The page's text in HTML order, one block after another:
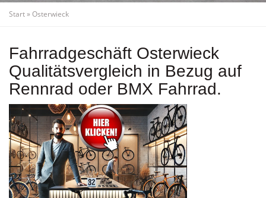
Start»Osterwieck
Fahrradgeschäft Osterwieck
Qualitätsvergleich in Bezug auf
Rennrad oder BMX Fahrrad.